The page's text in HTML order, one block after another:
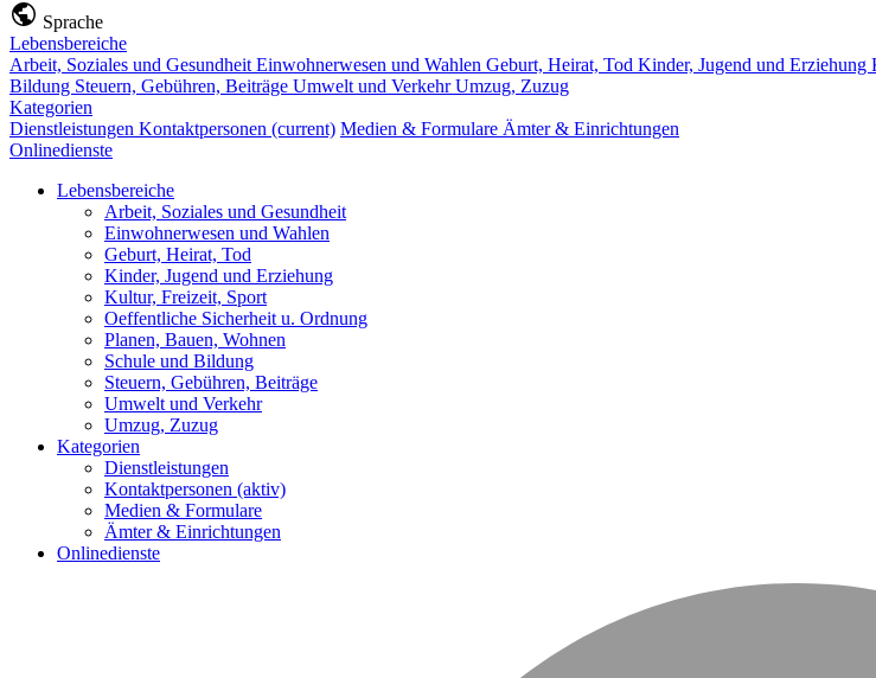
Sprache
Lebensbereiche
Arbeit, Soziales und Gesundheit Einwohnerwesen und Wahlen Geburt, Heirat, Tod Kinder, Jugend und Erziehung
Bildung Steuern, Gebühren, Beiträge Umwelt und VerkehrUmzug, Zuzug
Kategorien
Dienstleistungen Kontaktpersonen (current) Medien & Formulare Ämter & Einrichtungen
Onlinedienste
Lebensbereiche
Arbeit, Soziales und Gesundheit
Einwohnerwesen und Wahlen
Geburt, Heirat, Tod
Kinder, Jugend und Erziehung
Kultur, Freizeit, Sport
Oeffentliche Sicherheit u. Ordnung
Planen, Bauen, Wohnen
Schule und Bildung
Steuern, Gebühren, Beiträge
Umwelt und Verkehr
Umzug, Zuzug
Kategorien
Dienstleistungen
Kontaktpersonen (aktiv)
Medien & Formulare
Ämter & Einrichtungen
Onlinedienste